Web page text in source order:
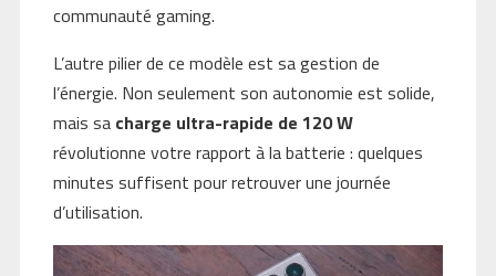
communauté gaming.
L’autre pilier de ce modèle est sa gestion de
l’énergie. Non seulement son autonomie est solide,
mais sa charge ultra-rapide de 120 W
révolutionne votre rapport à la batterie : quelques
minutes suffisent pour retrouver une journée
d’utilisation.